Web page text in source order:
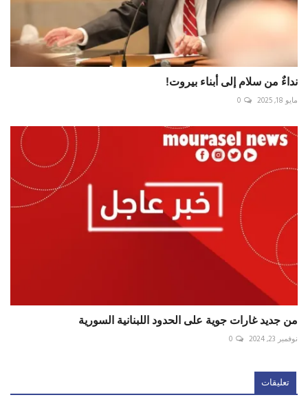
نداءٌ من سلام إلى أبناء بيروت!
مايو 18, 2025 0
من جديد غارات جوية على الحدود اللبنانية السورية
نوفمبر 23, 2024 0
تعليقات